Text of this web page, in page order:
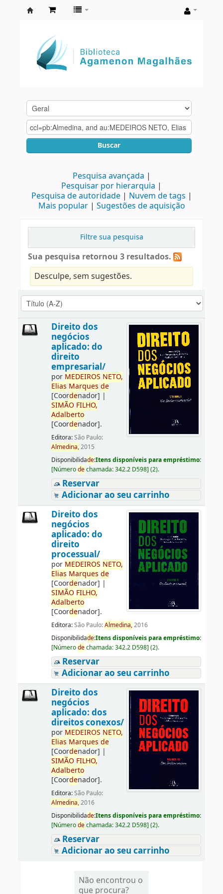
Agamenon
Magalhães
Buscar
Pesquisa avançada
Pesquisar por hierarquia
Pesquisa de autoridade
Nuvem de tags
Mais popular
Sugestões de aquisição
Filtre sua pesquisa
Sua pesquisa retornou 3 resultados.
Desculpe, sem sugestões.
Direito dos
negócios
aplicado: do
direito
empresarial/
por MEDEIROS NETO,
Elias Marques de
[Coordenador] |
SIMÃO FILHO,
Adalberto
[Coordenador].
Editora:São Paulo:
Almedina,2015
Disponibilidade:Itens disponíveis para empréstimo:
[Númerodechamada:342.2 D598] (2).
Reservar
Adicionar ao seu carrinho
Direito dos
negócios
aplicado: do
direito
processual/
por MEDEIROS NETO,
Elias Marques de
[Coordenador] |
SIMÃO FILHO,
Adalberto
[Coordenador].
Editora:São Paulo:Almedina,2016
Disponibilidade:Itens disponíveis para empréstimo:
[Númerodechamada:342.2 D598] (2).
Reservar
Adicionar ao seu carrinho
Direito dos
negócios
aplicado: dos
direitos conexos/
por MEDEIROS NETO,
Elias Marques de
[Coordenador] |
SIMÃO FILHO,
Adalberto
[Coordenador].
Editora:São Paulo:
Almedina,2016
Disponibilidade:Itens disponíveis para empréstimo:
[Númerodechamada:342.2 D598] (2).
Reservar
Adicionar ao seu carrinho
Não encontrou o
que procura?